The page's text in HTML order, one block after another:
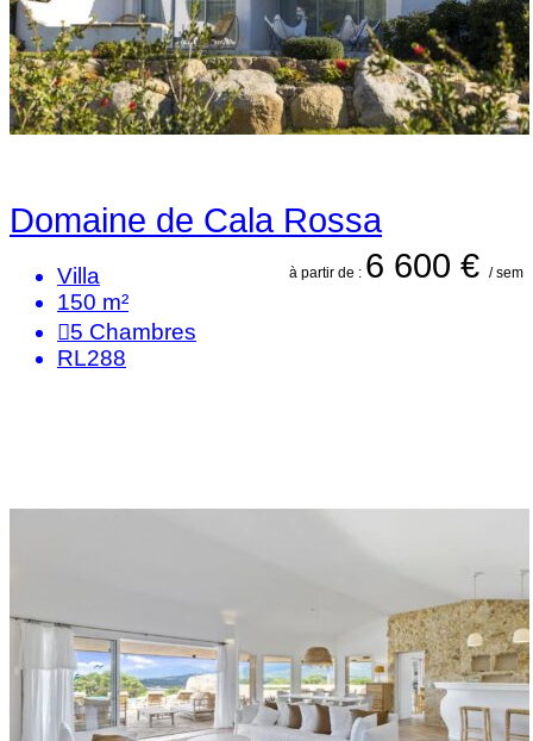
Domaine de Cala Rossa
à partir de : 6 600 € / sem
Villa
150 m²
5 Chambres
RL288